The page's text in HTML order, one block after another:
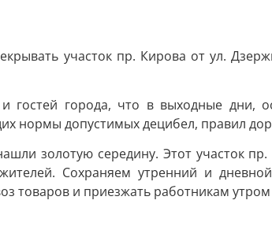
участок пр. Кирова от ул.
города, что в выходные дни,
нормы допустимых децибел, правил
золотую середину. Этот участок
Сохраняем утренний и
товаров и приезжать работникам